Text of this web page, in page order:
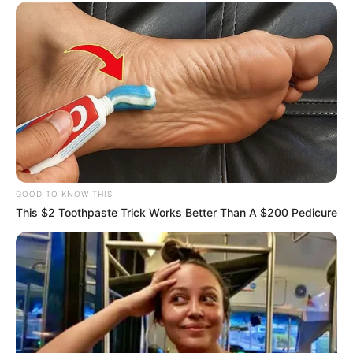
CNS, para garantia de direitos sociais e democratização do Estado,
em especial, as que incidem sobre o setor saúde”;
GOOD TO KNOW THIS
This $2 Toothpaste Trick Works Better Than A $200 Pedicure